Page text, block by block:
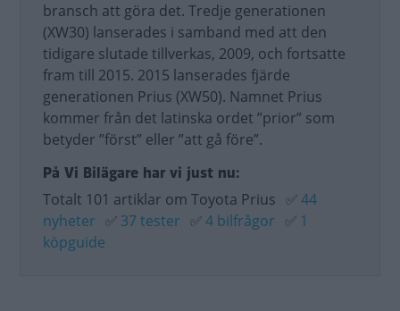
bransch att göra det. Tredje generationen
(XW30) lanserades i samband med att den
tidigare slutade tillverkas, 2009, och fortsatte
fram till 2015. 2015 lanserades fjärde
generationen Prius (XW50). Namnet Prius
kommer från det latinska ordet ”prior” som
betyder ”först” eller ”att gå före”.
På Vi Bilägare har vi just nu:
Totalt 101 artiklar om Toyota Prius ✅44
nyheter ✅ 37 tester ✅4 bilfrågor ✅ 1
köpguide